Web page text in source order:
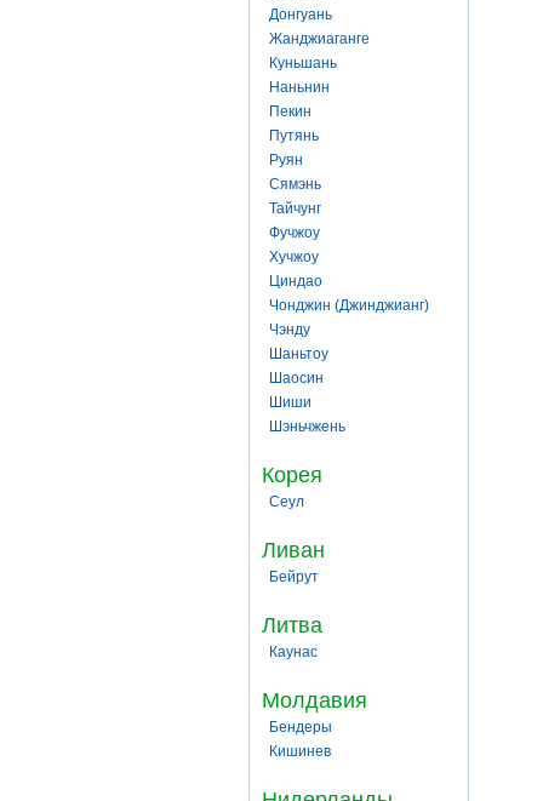
Донгуань
Жанджиаганге
Куньшань
Наньнин
Пекин
Путянь
Руян
Сямэнь
Тайчунг
Фучжоу
Хучжоу
Циндао
Чонджин (Джинджианг)
Чэнду
Шаньтоу
Шаосин
Шиши
Шэньчжень
Корея
Сеул
Ливан
Бейрут
Литва
Каунас
Молдавия
Бендеры
Кишинев